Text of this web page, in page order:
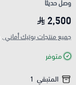
وصل حديثا
2,500
جميع منتجات بوتيك أماني ,
متوفر
المتبقي 1